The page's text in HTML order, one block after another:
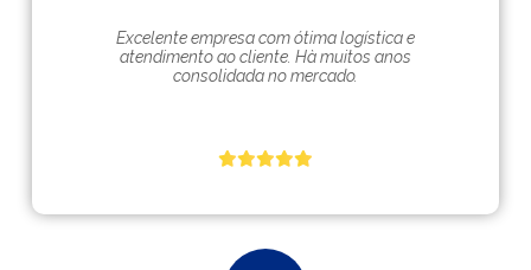
Excelente empresa com ótima logística e
atendimento ao cliente. Hà muitos anos
consolidada no mercado.